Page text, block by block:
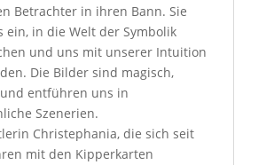
Betrachter in ihren Bann. Sie
ein, in die Welt der Symbolik
und uns mit unserer Intuition
Die Bilder sind magisch,
entführen uns in
Szenerien.
Christephania, die sich seit
mit den Kipperkarten